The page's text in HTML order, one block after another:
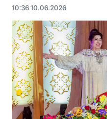
10:36 10.06.2026